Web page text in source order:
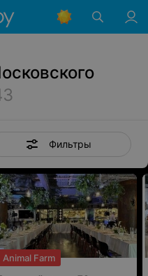
Фильтры
Animal Farm